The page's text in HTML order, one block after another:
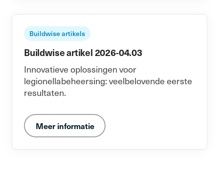
Buildwise artikels
Buildwise artikel 2026-04.03
Innovatieve oplossingen voor
legionellabeheersing: veelbelovende eerste
resultaten.
Meer informatie